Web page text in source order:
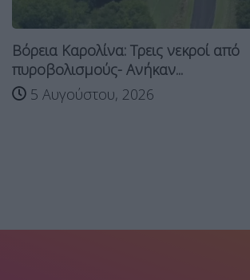
Βόρεια Καρολίνα: Τρεις νεκροί από
πυροβολισμούς- Ανήκαν...
5 Αυγούστου, 2026